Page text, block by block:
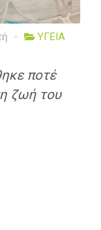
ΥΓΕΙΑ
ποτέ
ζωή του